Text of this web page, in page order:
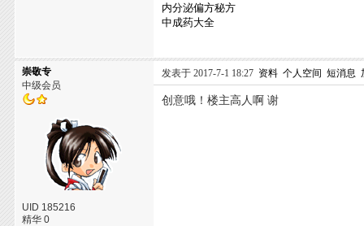
内分泌偏方秘方
中成药大全
崇敬专
中级会员
UID 185216
精华 0
发表于 2017-7-1 18:27 资料 个人空间 短消息
创意哦！楼主高人啊 谢